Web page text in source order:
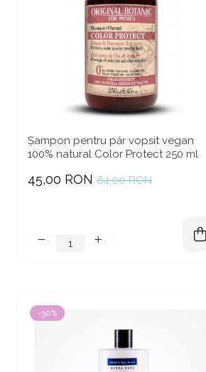
Șampon pentru păr vopsit vegan
100% natural Color Protect 250 ml
64,00 RON
45,00 RON
-30%